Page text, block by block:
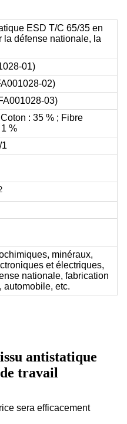
ESD T/C 65/35 en
la défense nationale, la
01)
02)
03)
: 35 % ; Fibre
%
1
minéraux,
et électriques,
nationale, fabrication
automobile, etc.
antistatique
travail
sera efficacement